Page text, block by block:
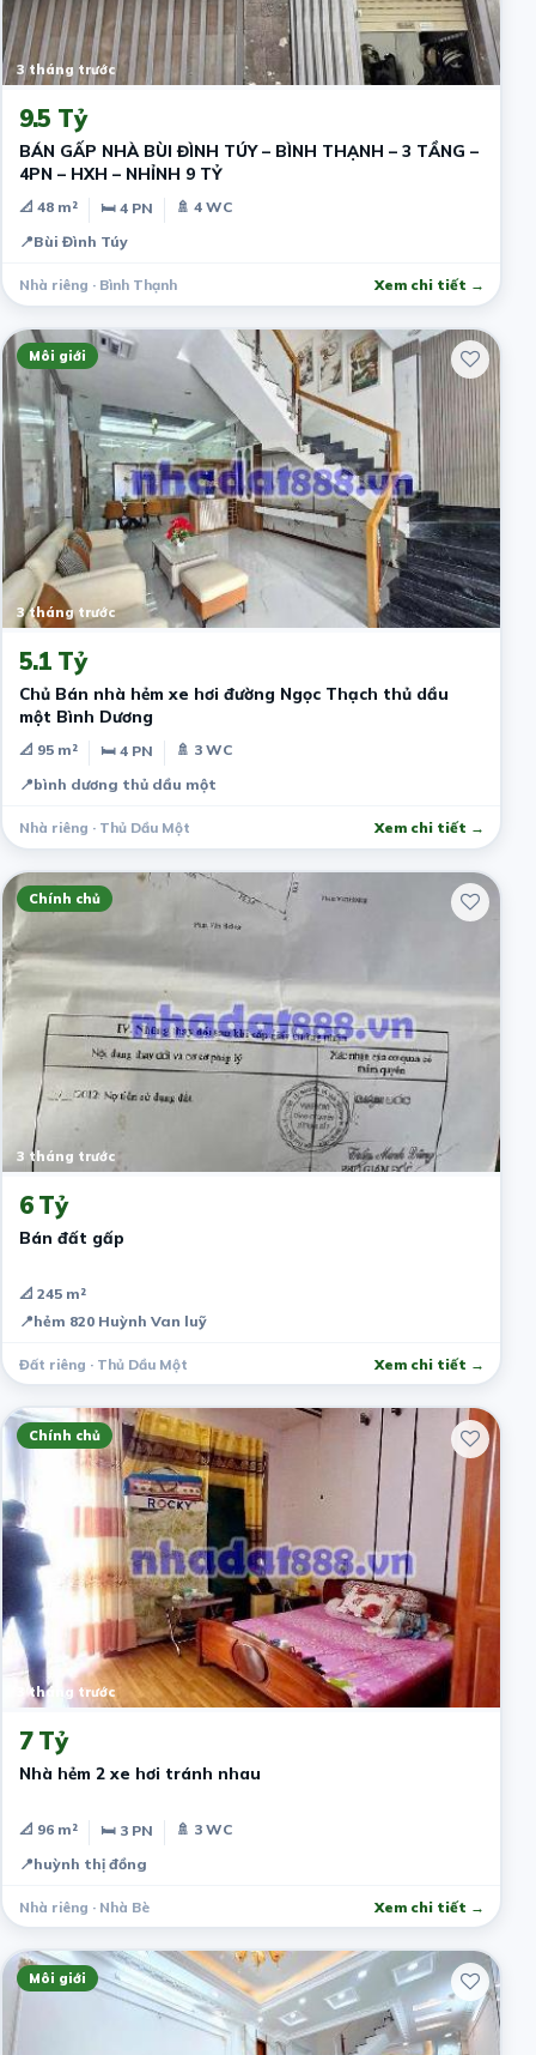
3 tháng trước
9.5 Tỷ
BÁN GẤP NHÀ BÙI ĐÌNH TÚY – BÌNH THẠNH – 3 TẦNG –
4PN – HXH – NHỈNH 9 TỶ
📐 48 m² 🛏 4 PN
🚿 4 WC
📍Bùi Đình Túy
Nhà riêng · Bình Thạnh Xem chi tiết →
Môi giới
3 tháng trước
5.1 Tỷ
Chủ Bán nhà hẻm xe hơi đường Ngọc Thạch thủ dầu
một Bình Dương
📐 95 m² 🛏 4 PN
🚿 3 WC
📍bình dương thủ dầu một
Nhà riêng · Thủ Dầu Một Xem chi tiết →
Chính chủ
3 tháng trước
6 Tỷ
Bán đất gấp
📐 245 m²
📍hẻm 820 Huỳnh Van luỹ
Đất riêng · Thủ Dầu Một Xem chi tiết →
Chính chủ
3 tháng trước
7 Tỷ
Nhà hẻm 2 xe hơi tránh nhau
📐 96 m² 🛏 3 PN
🚿 3 WC
📍huỳnh thị đồng
Nhà riêng · Nhà Bè Xem chi tiết →
Môi giới